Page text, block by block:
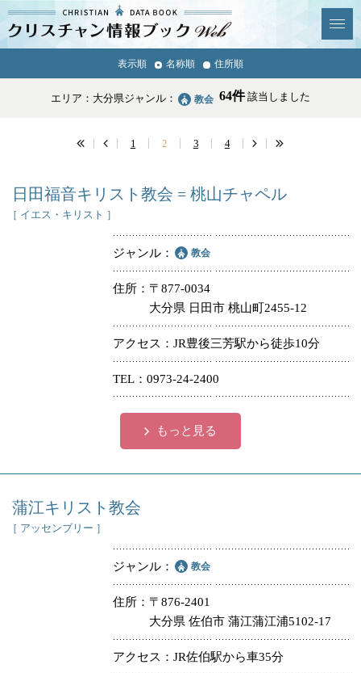
情報ブックとは
News & Topics
学校・幼稚園・神学校
医療・福祉
宿泊・研修施設
フリーワード
表示順 名称順 住所順
エリア：大分県ジャンル： 教会 64件該当しました
1 2 3 4
日田福音キリスト教会 = 桃山チャペル
［ イエス・キリスト ］
ジャンル 教会
住所
〒877-0034
大分県 日田市 桃山町2455-12
アクセス JR豊後三芳駅から徒歩10分
TEL 0973-24-2400
もっと見る
蒲江キリスト教会
［ アッセンブリー ］
ジャンル 教会
住所
〒876-2401
大分県 佐伯市 蒲江蒲江浦5102-17
アクセス JR佐伯駅から車35分